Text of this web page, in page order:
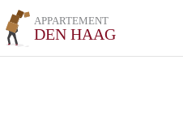
APPARTEMENT
DEN HAAG